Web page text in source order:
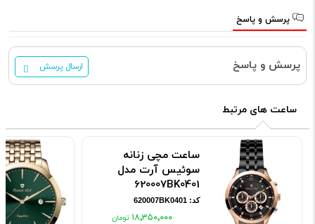
پرسش و پاسخ
پرسش و پاسخ ارسال پرسش
ساعت های مرتبط
ساعت مچی زنانه
سوئیس آرت مدل
620007BK0401
کد: 620007BK0401
۱۸٬۳۵۰٬۰۰۰